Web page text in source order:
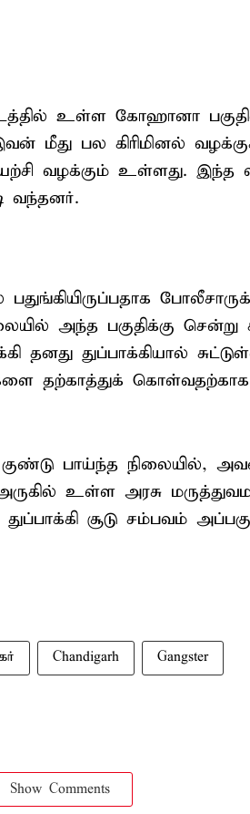
உள்ள கோஹானா
மீது பல கிரிமினல்
வழக்கும் உள்ளது. இந்த
வந்தனர்.
அந்த பகுதிக்கு சென்று
துப்பாக்கியால்
தற்காத்துக் கொள்வதற்காக
குண்டு பாய்ந்த நிலையில்,
உள்ள அரசு
சூடு சம்பவம்
Chandigarh Gangster
Show Comments